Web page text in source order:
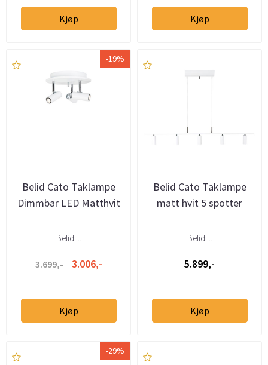
Kjøp Kjøp
-19%
Belid Cato Taklampe
Dimmbar LED Matthvit
Belid ...
3.699,- 3.006,-
Kjøp
Belid Cato Taklampe
matt hvit 5 spotter
Belid ...
5.899,-
Kjøp
-29%